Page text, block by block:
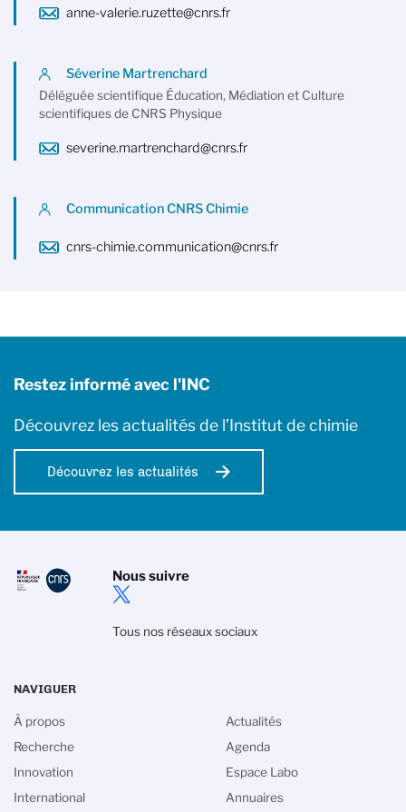
anne-valerie.ruzette@cnrs.fr
Séverine Martrenchard
Déléguée scientifique Éducation, Médiation et Culture
scientifiques de CNRS Physique
severine.martrenchard@cnrs.fr
Communication CNRS Chimie
cnrs-chimie.communication@cnrs.fr
Restez informé avec l'INC
Découvrez les actualités de l’Institut de chimie
Découvrez les actualités
Nous suivre
Tous nos réseaux sociaux
NAVIGUER
À propos
Recherche
Innovation
International
Actualités
Agenda
Espace Labo
Annuaires